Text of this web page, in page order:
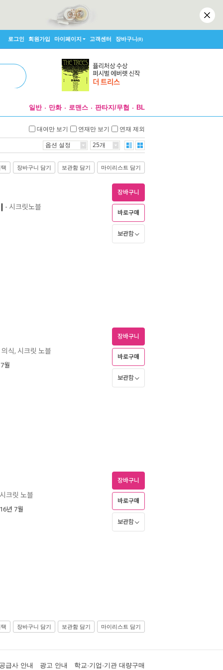
로그인 회원가입 마이페이지 고객센터 장바구니(0)
일반 만화 로맨스 판타지/무협 BL
대여만 보기 연재만 보기 연재 제외
옵션 설정 25개
장바구니 담기 보관함 담기 마이리스트 담기
- 시크릿노블
장바구니
바로구매
보관함
식, 시크릿 노블
월
장바구니
바로구매
보관함
크릿 노블
년 7월
장바구니
바로구매
보관함
장바구니 담기 보관함 담기 마이리스트 담기
급사 안내 광고 안내 학교·기업·기관 대량구매